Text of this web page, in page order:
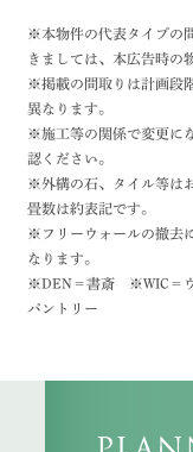
※本物件の代表タイプの
きましては、本広告時の
※掲載の間取りは計画段
異なります。
※施工等の関係で変更に
認ください。
※外構の石、タイル等は
畳数は約表記です。
※フリーウォールの撤去
なります。
※DEN＝書斎 ※WIC＝
パントリー